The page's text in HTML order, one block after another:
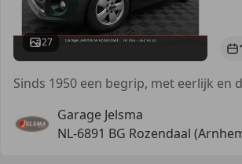
27
Sinds 1950 een begrip, met eerlijk en
Garage Jelsma
NL-6891 BG Rozendaal